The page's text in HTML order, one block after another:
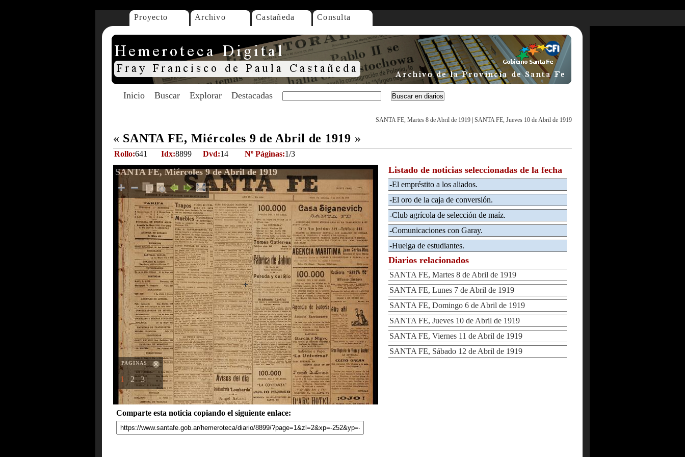
Proyecto Archivo Castañeda Consulta
Inicio Buscar Explorar Destacadas
SANTA FE, Martes 8 de Abril de 1919 SANTA FE, Jueves 10 de Abril de 1919
« SANTA FE, Miércoles 9 de Abril de 1919 »
Rollo:641 Idx:8899 Dvd:14 Nº Páginas:1/3
SANTA FE, Miércoles 9 de Abril de 1919
PAGINAS
1 2 3
Comparte esta noticia copiando el siguiente enlace:
Listado de noticias seleccionadas de la fecha
-El empréstito a los aliados.
-El oro de la caja de conversión.
-Club agrícola de selección de maíz.
-Comunicaciones con Garay.
-Huelga de estudiantes.
Diarios relacionados
SANTA FE, Martes 8 de Abril de 1919
SANTA FE, Lunes 7 de Abril de 1919
SANTA FE, Domingo 6 de Abril de 1919
SANTA FE, Jueves 10 de Abril de 1919
SANTA FE, Viernes 11 de Abril de 1919
SANTA FE, Sábado 12 de Abril de 1919